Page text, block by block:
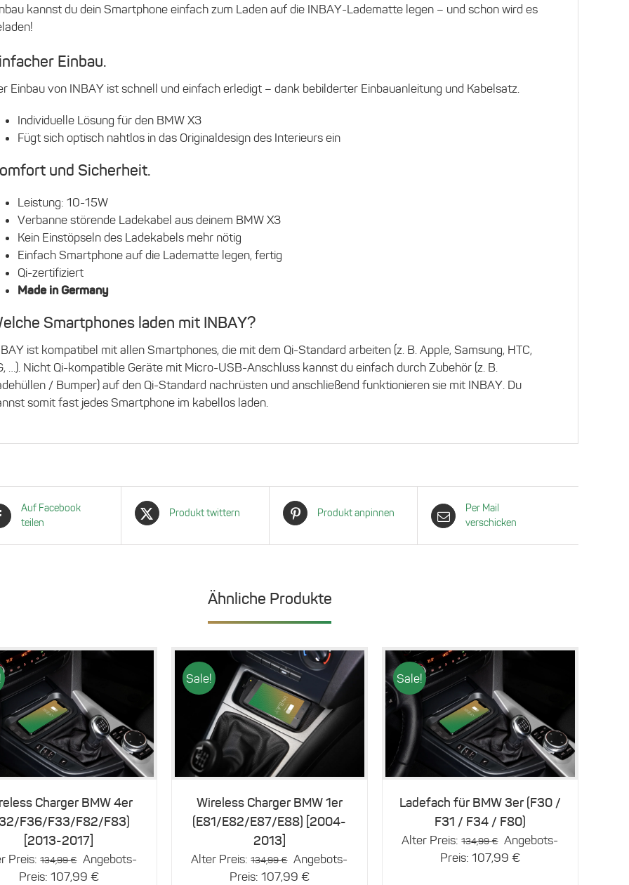
kannst du dein Smartphone einfach zum Laden auf die INBAY-Ladematte legen – und schon wird es
Einbau.
Einbau von INBAY ist schnell und einfach erledigt – dank bebilderter Einbauanleitung und Kabelsatz.
Individuelle Lösung für den BMW X3
Fügt sich optisch nahtlos in das Originaldesign des Interieurs ein
und Sicherheit.
Leistung: 10-15W
Verbanne störende Ladekabel aus deinem BMW X3
Kein Einstöpseln des Ladekabels mehr nötig
Einfach Smartphone auf die Ladematte legen, fertig
Qi-zertifiziert
Made in Germany
Smartphones laden mit INBAY?
ist kompatibel mit allen Smartphones, die mit dem Qi-Standard arbeiten (z. B. Apple, Samsung, HTC,
…). Nicht Qi-kompatible Geräte mit Micro-USB-Anschluss kannst du einfach durch Zubehör (z. B.
/ Bumper) auf den Qi-Standard nachrüsten und anschließend funktionieren sie mit INBAY. Du
somit fast jedes Smartphone im kabellos laden.
Auf Facebook
teilen
Produkt twittern Produkt anpinnen
Per Mail
verschicken
Ähnliche Produkte
Details
Charger BMW 4er
F36/F33/F82/F83)
[2013-2017]
Preis: 134,99€ Ursprünglicher
Preis
Angebots-
Preis: 107,99 €Aktueller
Sale!
Details
Wireless Charger BMW 1er
(E81/E82/E87/E88) [2004-
2013]
Alter Preis: 134,99€ Ursprünglicher
Preis
Angebots-
Preis: 107,99 €Aktueller
Sale!
Details
Ladefach für BMW 3er (F30 /
F31 / F34 / F80)
Alter Preis: 134,99€ Ursprünglicher
Preis
Angebots-
Preis: 107,99 €Aktueller